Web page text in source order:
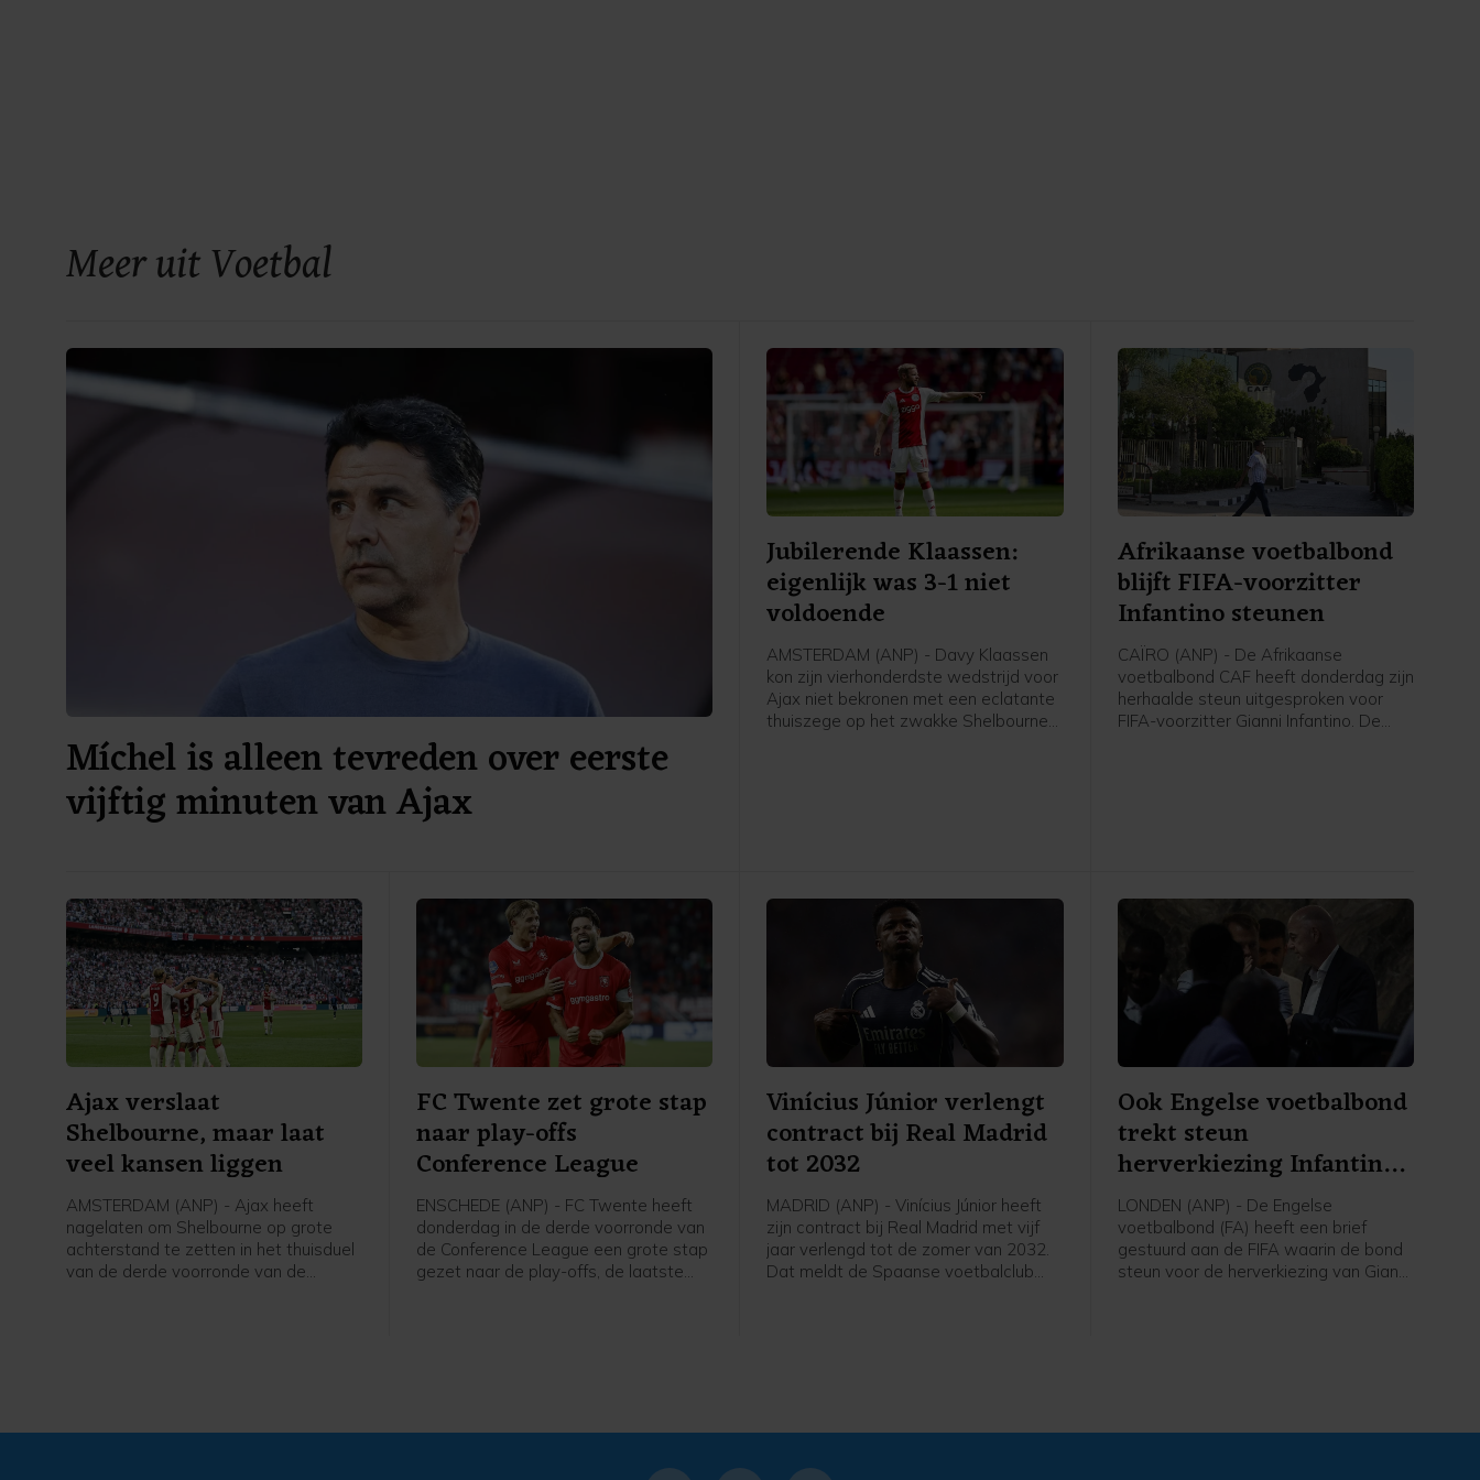
Meer uit Voetbal
Míchel is alleen tevreden over eerste
vijftig minuten van Ajax
Jubilerende Klaassen:
eigenlijk was 3-1 niet
voldoende
AMSTERDAM (ANP) - Davy Klaassen
kon zijn vierhonderdste wedstrijd voor
Ajax niet bekronen met een eclatante
thuiszege op het zwakke Shelbourne
de tegenstander."
Afrikaanse voetbalbond
blijft FIFA-voorzitter
Infantino steunen
CAÏRO (ANP) - De Afrikaanse
voetbalbond CAF heeft donderdag zijn
herhaalde steun uitgesproken voor
FIFA-voorzitter Gianni Infantino. De
Ajax verslaat
Shelbourne, maar laat
veel kansen liggen
AMSTERDAM (ANP) - Ajax heeft
nagelaten om Shelbourne op grote
achterstand te zetten in het thuisduel
van de derde voorronde van de
FC Twente zet grote stap
naar play-offs
Conference League
ENSCHEDE (ANP) - FC Twente heeft
donderdag in de derde voorronde van
de Conference League een grote stap
gezet naar de play-offs, de laatste
Vinícius Júnior verlengt
contract bij Real Madrid
tot 2032
MADRID (ANP) - Vinícius Júnior heeft
zijn contract bij Real Madrid met vijf
jaar verlengd tot de zomer van 2032.
Dat meldt de Spaanse voetbalclub
Ook Engelse voetbalbond
trekt steun
herverkiezing Infantino
in
LONDEN (ANP) - De Engelse
voetbalbond (FA) heeft een brief
gestuurd aan de FIFA waarin de bond
steun voor de herverkiezing van Gianni